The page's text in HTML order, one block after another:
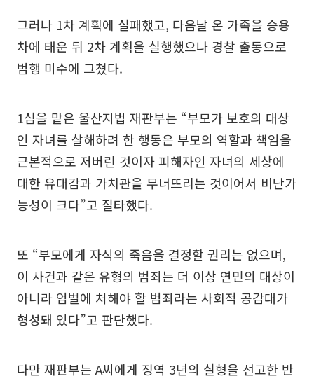
그러나 1차 계획에 실패했고, 다음날 온 가족을 승용
차에 태운 뒤 2차 계획을 실행했으나 경찰 출동으로
범행 미수에 그쳤다.
1심을 맡은 울산지법 재판부는 “부모가 보호의 대상
인 자녀를 살해하려 한 행동은 부모의 역할과 책임을
근본적으로 저버린 것이자 피해자인 자녀의 세상에
대한 유대감과 가치관을 무너뜨리는 것이어서 비난가
능성이 크다”고 질타했다.
또 “부모에게 자식의 죽음을 결정할 권리는 없으며,
이 사건과 같은 유형의 범죄는 더 이상 연민의 대상이
아니라 엄벌에 처해야 할 범죄라는 사회적 공감대가
형성돼 있다”고 판단했다.
다만 재판부는 A씨에게 징역 3년의 실형을 선고한 반